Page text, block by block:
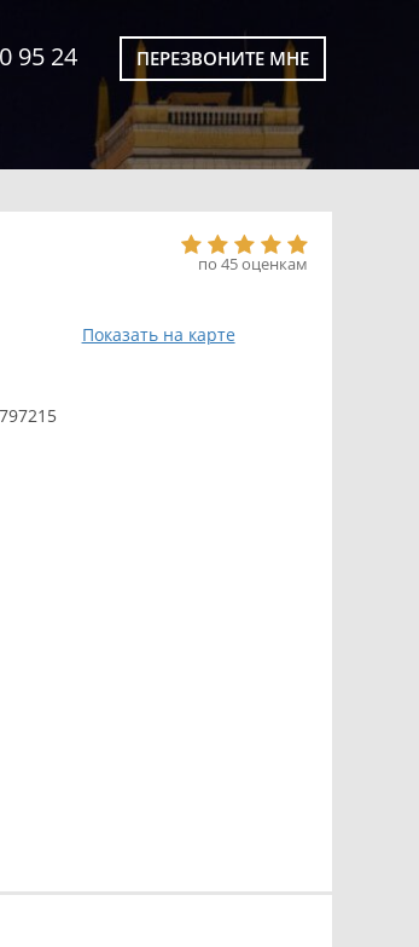
95 24 ПЕРЕЗВОНИТЕ МНЕ
по 45 оценкам
Показать на карте